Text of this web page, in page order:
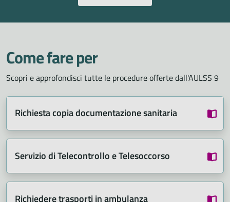
Come fare per
Scopri e approfondisci tutte le procedure offerte dall'AULSS 9
Richiesta copia documentazione sanitaria
Servizio di Telecontrollo e Telesoccorso
Richiedere trasporti in ambulanza